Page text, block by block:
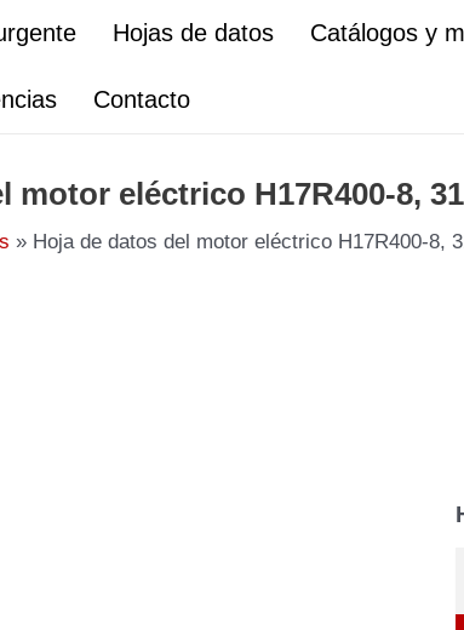
Hojas de datos Catálogos y
Contacto
motor eléctrico H17R400-8,
Hoja de datos del motor eléctrico H17R400-8,